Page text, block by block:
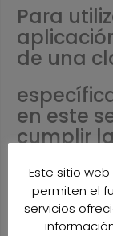
Para
de una
en este
cumplir la
y que
tu
Este sitio
permiten el
servicios